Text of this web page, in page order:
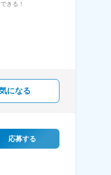
きる！
になる
応募する